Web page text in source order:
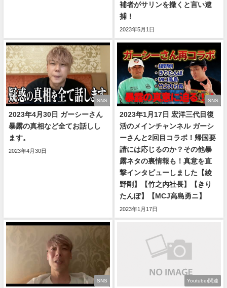
補者がサリンを撒くと言い逮
捕！
2023年5月1日
SNS
2023年4月30日 ガーシーさん
暴露の真相など全てお話しし
ます。
2023年4月30日
SNS
2023年1月17日 宏洋三代目復
活のメインチャンネル ガーシ
ーさんと2回目コラボ！帰国要
請には応じるのか？その他暴
露ネタの裏情報も！真意を直
撃インタビューしました【綾
野剛】【竹之内社長】【きり
たんぽ】【MCJ高島勇ニ】
2023年1月17日
SNS Youtuber関連